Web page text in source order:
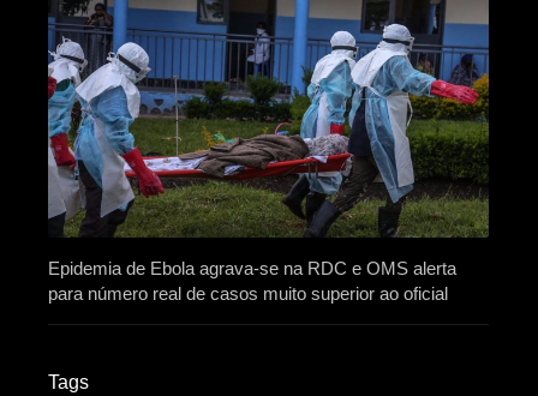
Epidemia de Ebola agrava-se na RDC e OMS alerta
para número real de casos muito superior ao oficial
Tags